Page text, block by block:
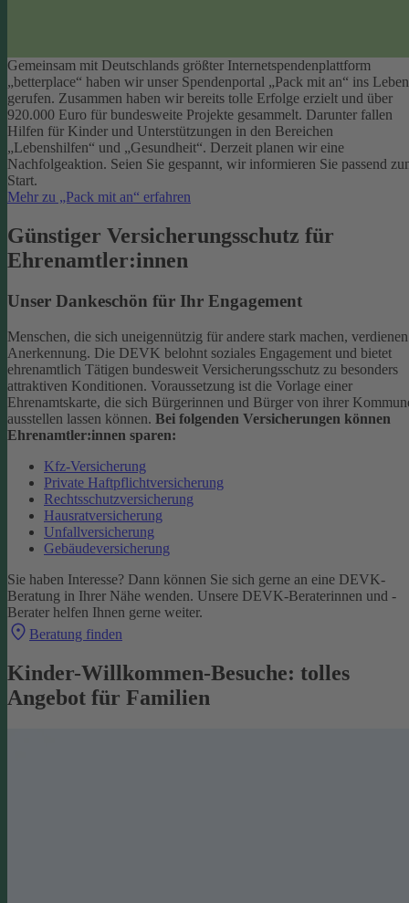
Gemeinsam mit Deutschlands größter Internetspendenplattform
„betterplace“ haben wir unser Spendenportal „Pack mit an“ ins Leben
gerufen. Zusammen haben wir bereits tolle Erfolge erzielt und über
920.000 Euro für bundesweite Projekte gesammelt. Darunter fallen
Hilfen für Kinder und Unterstützungen in den Bereichen
„Lebenshilfen“ und „Gesundheit“. Derzeit planen wir eine
Nachfolgeaktion. Seien Sie gespannt, wir informieren Sie passend
Start.
Mehr zu „Pack mit an“ erfahren
Günstiger Versicherungsschutz für
Ehrenamtler:innen
Unser Dankeschön für Ihr Engagement
Menschen, die sich uneigennützig für andere stark machen, verdienen
Anerkennung. Die DEVK belohnt soziales Engagement und bietet
ehrenamtlich Tätigen bundesweit Versicherungsschutz zu besonders
attraktiven Konditionen. Voraussetzung ist die Vorlage einer
Ehrenamtskarte, die sich Bürgerinnen und Bürger von ihrer
ausstellen lassen können. Bei folgenden Versicherungen können
Ehrenamtler:innen sparen:
Kfz-Versicherung
Private Haftpflichtversicherung
Rechtsschutzversicherung
Hausratversicherung
Unfallversicherung
Gebäudeversicherung
Sie haben Interesse? Dann können Sie sich gerne an eine DEVK-
Beratung in Ihrer Nähe wenden. Unsere DEVK-Beraterinnen und -
Berater helfen Ihnen gerne weiter.
Beratung finden
Kinder-Willkommen-Besuche: tolles
Angebot für Familien